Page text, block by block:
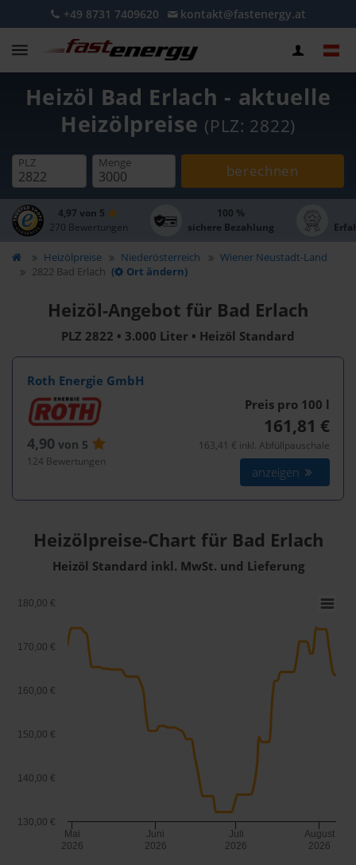
+49 8731 7409620 kontakt@fastenergy.at
Heizöl Bad Erlach - aktuelle
Heizölpreise (PLZ: 2822)
PLZ Menge berechnen
4,97 von 5
270 Bewertungen
100 %
sichere Bezahlung
Heizölpreise Niederösterreich
Wiener Neustadt-Land
2822 Bad Erlach ( Ort ändern)
Heizöl-Angebot für Bad Erlach
PLZ 2822 • 3.000 Liter • Heizöl Standard
Roth Energie GmbH
4,90 von 5
124 Bewertungen
Preis pro 100 l
161,81 €
163,41 € inkl. Abfüllpauschale
anzeigen
Heizölpreise-Chart für Bad Erlach
Heizöl Standard inkl. MwSt. und Lieferung
Mai
2026
Juni
2026
Juli
2026
August
2026
130,00 €
140,00 €
150,00 €
160,00 €
170,00 €
180,00 €